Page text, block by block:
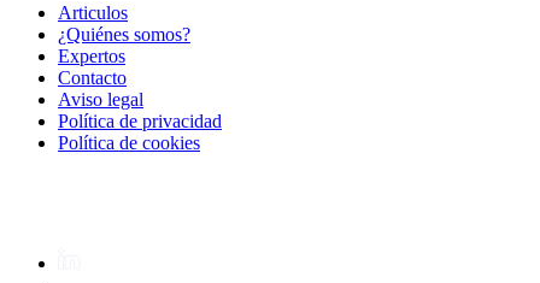
Articulos
¿Quiénes somos?
Expertos
Contacto
Aviso legal
Política de privacidad
Política de cookies